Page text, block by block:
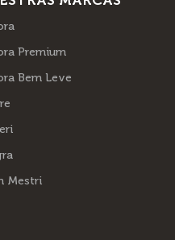
Premium
Bem Leve
Mestri